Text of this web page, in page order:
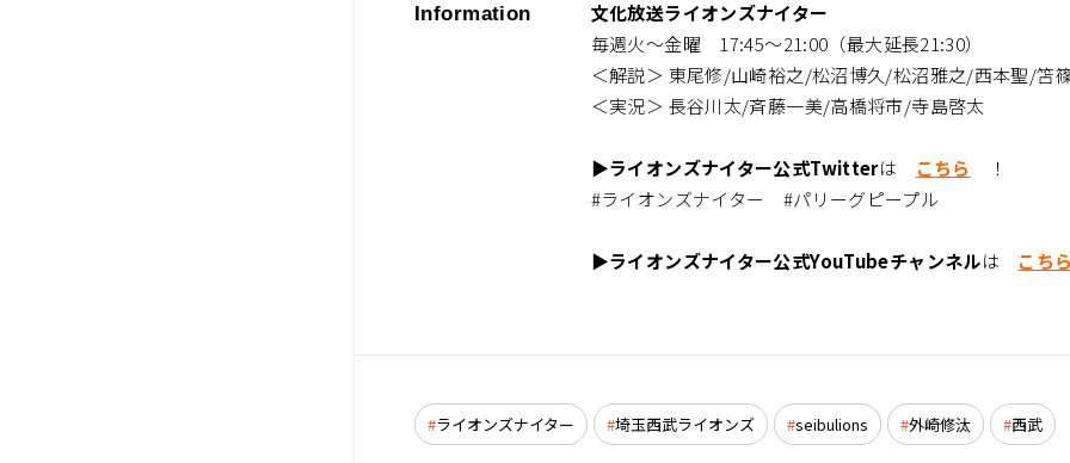
Information
文化放送ライオンズナイター
毎週火～金曜 17:45～21:00（最大延長21:30）
＜解説＞ 東尾修/山崎裕之/松沼博久/松沼雅之/西本聖/笘
＜実況＞ 長谷川太/斉藤一美/高橋将市/寺島啓太
▶ライオンズナイター公式Twitterは こちら
！
#ライオンズナイター #パリーグピープル
▶ライオンズナイター公式YouTubeチャンネルは こち
ライオンズナイター 埼玉西武ライオンズ seibulions 外崎修汰 西武